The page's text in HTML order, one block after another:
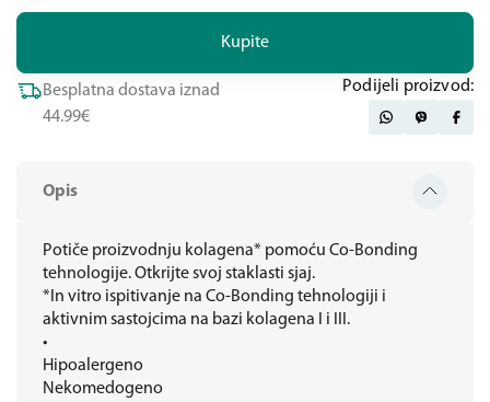
Opis
Potiče proizvodnju kolagena* pomoću Co-Bonding
tehnologije. Otkrijte svoj staklasti sjaj.
*In vitro ispitivanje na Co-Bonding tehnologiji i
aktivnim sastojcima na bazi kolagena I i III.
•
Hipoalergeno
Nekomedogeno
Kupite
Besplatna dostava iznad
44.99€
Podijeli proizvod: